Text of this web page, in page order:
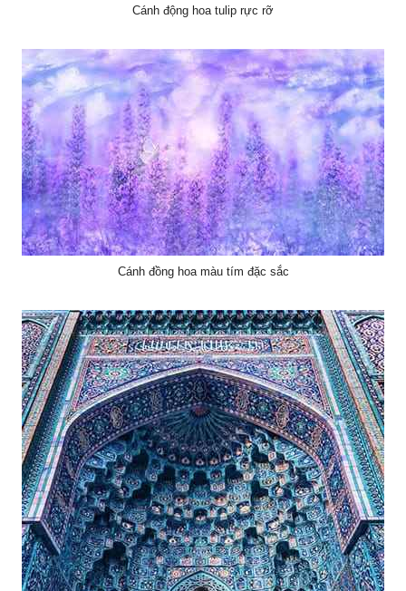
Cánh động hoa tulip rực rỡ
Cánh đồng hoa màu tím đặc sắc